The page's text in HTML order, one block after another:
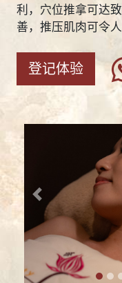
利，穴位推拿可达
善，推压肌肉可令
登记体验
Previous